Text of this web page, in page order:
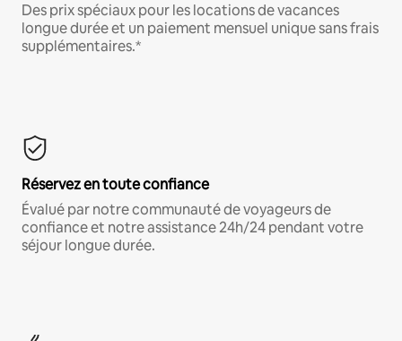
Des prix spéciaux pour les locations de vacances
longue durée et un paiement mensuel unique sans frais
supplémentaires.*
Réservez en toute confiance
Évalué par notre communauté de voyageurs de
confiance et notre assistance 24h/24 pendant votre
séjour longue durée.